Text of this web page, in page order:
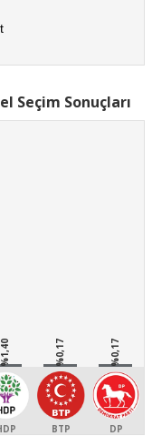
Seçim Sonuçları
%1,40 %0,17
BTP
%0,17
DP